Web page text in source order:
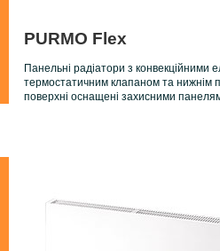
PURMO Flex
Панельні радіатори з
термостатичним клапаном та нижнім
поверхні оснащені захисними